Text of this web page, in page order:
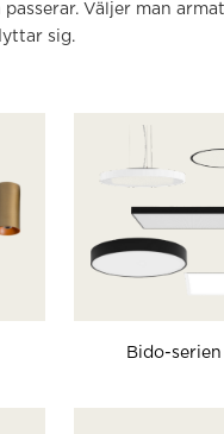
Väljer man
sig.
Bido-serien